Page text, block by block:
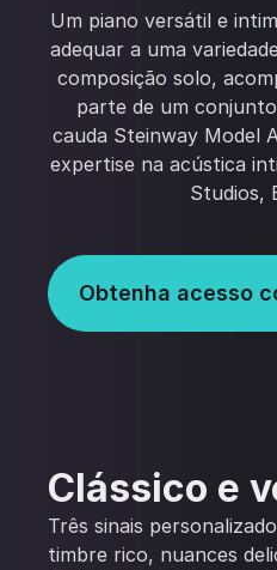
Um piano versátil e
adequar a uma
composição solo,
parte de um
cauda Steinway Model
expertise na acústica
Studios,
Obtenha acesso
Clássico e
Três sinais
timbre rico, nuances